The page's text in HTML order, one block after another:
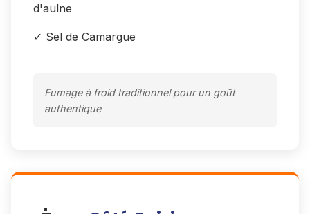
d'aulne
✓ Sel de Camargue
Fumage à froid traditionnel pour un goût
authentique